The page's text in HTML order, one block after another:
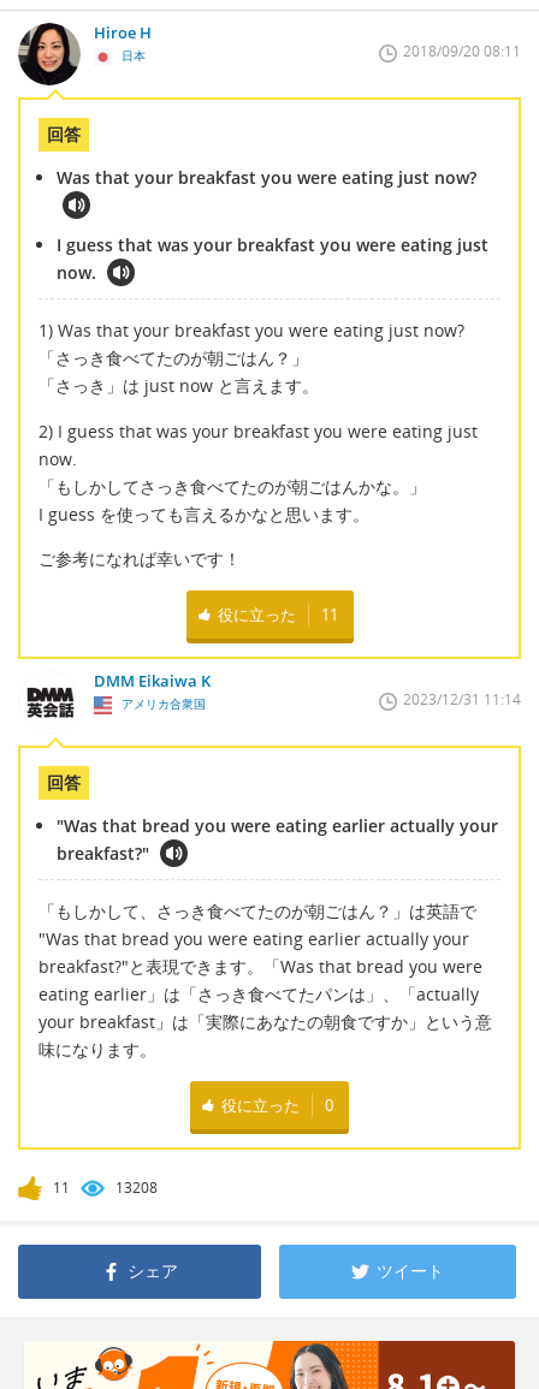
Hiroe H
日本 2018/09/20 08:11
回答
Was that your breakfast you were eating just now?
I guess that was your breakfast you were eating just
now.
1) Was that your breakfast you were eating just now?
「さっき食べてたのが朝ごはん？」
「さっき」は just now と言えます。
2) I guess that was your breakfast you were eating just
now.
「もしかしてさっき食べてたのが朝ごはんかな。」
I guess を使っても言えるかなと思います。
ご参考になれば幸いです！
役に立った 11
DMM Eikaiwa K
アメリカ合衆国 2023/12/31 11:14
回答
"Was that bread you were eating earlier actually your
breakfast?"
「もしかして、さっき食べてたのが朝ごはん？」は英語で
"Was that bread you were eating earlier actually your
breakfast?"と表現できます。「Was that bread you were
eating earlier」は「さっき食べてたパンは」、「actually
your breakfast」は「実際にあなたの朝食ですか」という意
味になります。
役に立った 0
11 13208
シェア ツイート